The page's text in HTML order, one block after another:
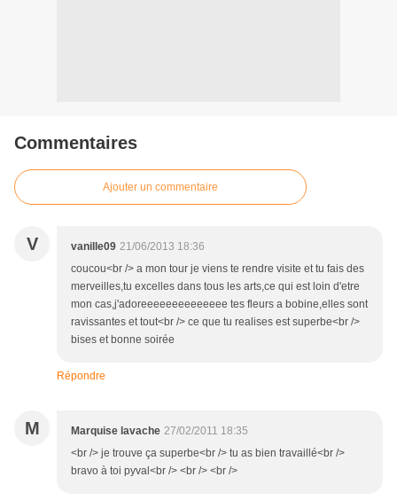
Commentaires
Ajouter un commentaire
V vanille09 21/06/2013 18:36
coucou<br /> a mon tour je viens te rendre visite et tu fais des
merveilles,tu excelles dans tous les arts,ce qui est loin d'etre
mon cas,j'adoreeeeeeeeeeeeee tes fleurs a bobine,elles sont
ravissantes et tout<br /> ce que tu realises est superbe<br />
bises et bonne soirée
Répondre
M Marquise lavache 27/02/2011 18:35
<br /> je trouve ça superbe<br /> tu as bien travaillé<br />
bravo à toi pyval<br /> <br /> <br />